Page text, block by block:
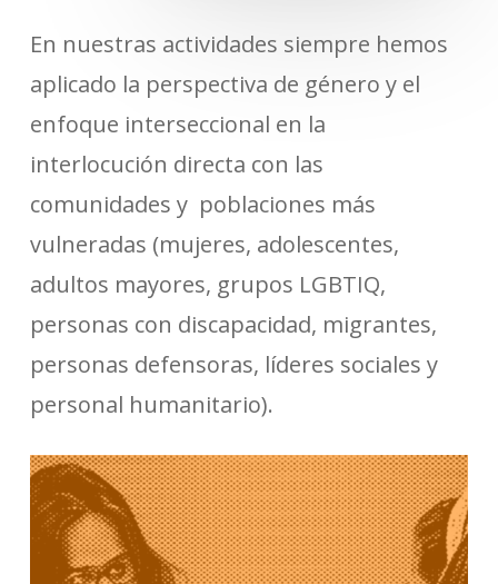
En nuestras actividades siempre hemos
aplicado la perspectiva de género y el
enfoque interseccional en la
interlocución directa con las
comunidades y poblaciones más
vulneradas (mujeres, adolescentes,
adultos mayores, grupos LGBTIQ,
personas con discapacidad, migrantes,
personas defensoras, líderes sociales y
personal humanitario).